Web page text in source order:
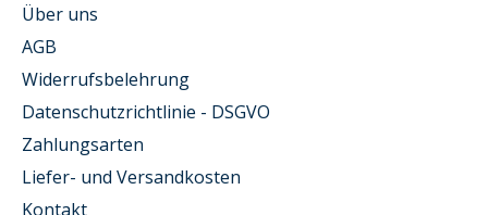
Über uns
AGB
Widerrufsbelehrung
Datenschutzrichtlinie - DSGVO
Zahlungsarten
Liefer- und Versandkosten
Kontakt